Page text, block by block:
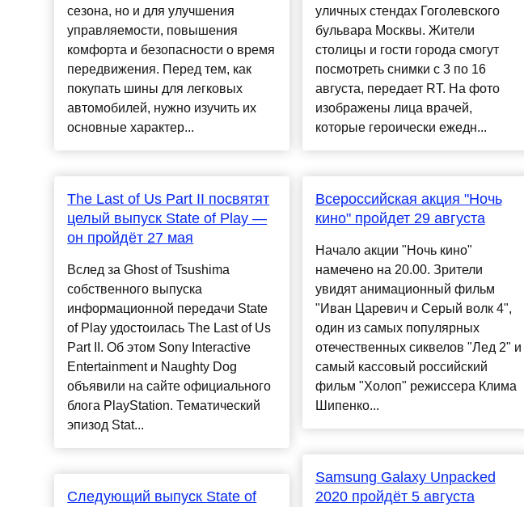
сезона, но и для улучшения
управляемости, повышения
комфорта и безопасности о время
передвижения. Перед тем, как
покупать шины для легковых
автомобилей, нужно изучить их
основные характер...
The Last of Us Part II посвятят
целый выпуск State of Play —
он пройдёт 27 мая
Вслед за Ghost of Tsushima
собственного выпуска
информационной передачи State
of Play удостоилась The Last of Us
Part II. Об этом Sony Interactive
Entertainment и Naughty Dog
объявили на сайте официального
блога PlayStation. Тематический
эпизод Stat...
Следующий выпуск State of
уличных стендах Гоголевского
бульвара Москвы. Жители
столицы и гости города смогут
посмотреть снимки с 3 по 16
августа, передает RT. На фото
изображены лица врачей,
которые героически ежедн...
Всероссийская акция "Ночь
кино" пройдет 29 августа
Начало акции "Ночь кино"
намечено на 20.00. Зрители
увидят анимационный фильм
"Иван Царевич и Серый волк 4",
один из самых популярных
отечественных сиквелов "Лед 2" и
самый кассовый российский
фильм "Холоп" режиссера Клима
Шипенко...
Samsung Galaxy Unpacked
2020 пройдёт 5 августа